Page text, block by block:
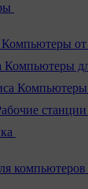
Компьютеры от
Компьютеры
Компьютеры
станции